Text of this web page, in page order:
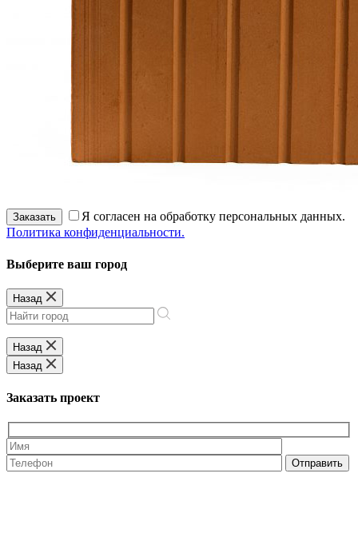
Заказать
Я согласен на обработку персональных данных.
Политика конфиденциальности.
Выберите ваш город
Назад
Назад
Назад
Заказать проект